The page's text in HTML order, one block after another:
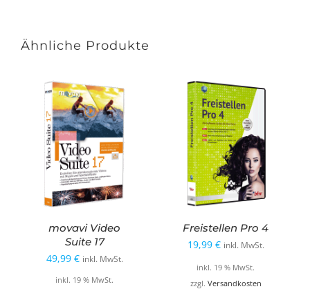
Ähnliche Produkte
movavi Video
Suite 17
49,99 € inkl. MwSt.
inkl. 19 % MwSt.
Freistellen Pro 4
19,99 € inkl. MwSt.
inkl. 19 % MwSt.
zzgl. Versandkosten